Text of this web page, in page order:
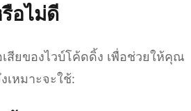
อไม่ดี
สียของไวบ์โค้ดดิ้ง เพื่อช่วยให้คุณ
เหมาะจะใช้: